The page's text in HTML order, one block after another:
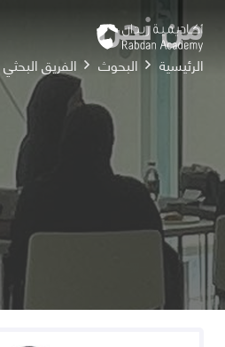
من نحن
الرئيسية البحوث الفريق البحثي